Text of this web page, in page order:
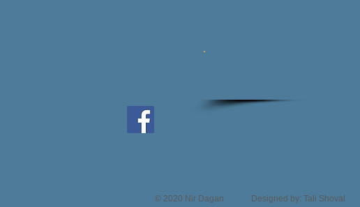
© 2020 Nir Dagan Designed by: Tali Shoval